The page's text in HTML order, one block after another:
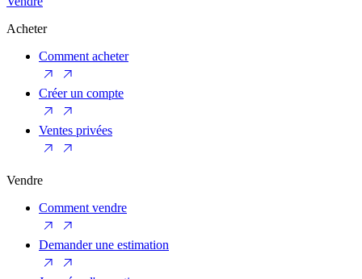
Acheter
Comment acheter
Créer un compte
Ventes privées
Vendre
Comment vendre
Demander une estimation